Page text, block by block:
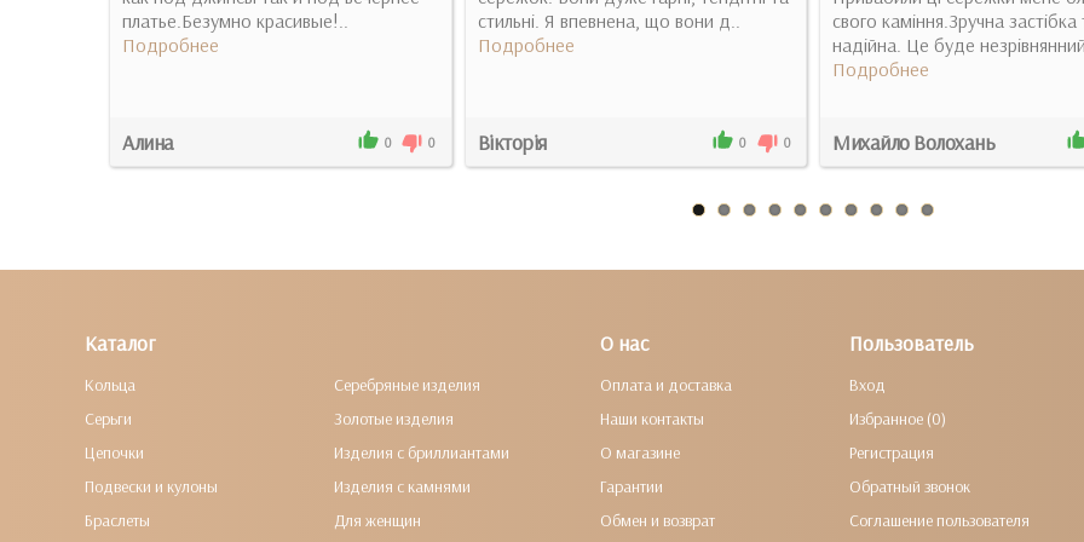
платье.Безумно красивые!..
Подробнее
Алина 0 0
стильні. Я впевнена, що вони д..
Подробнее
Вікторія 0 0
свого каміння.Зручна застібка
надійна. Це буде
Подробнее
Михайло Волохань
Каталог
Кольца
Серьги
Цепочки
Подвески и кулоны
Браслеты
Серебряные изделия
Золотые изделия
Изделия с бриллиантами
Изделия с камнями
Для женщин
О нас
Оплата и доставка
Наши контакты
О магазине
Гарантии
Обмен и возврат
Пользователь
Вход
Избранное (0)
Регистрация
Обратный звонок
Соглашение пользователя